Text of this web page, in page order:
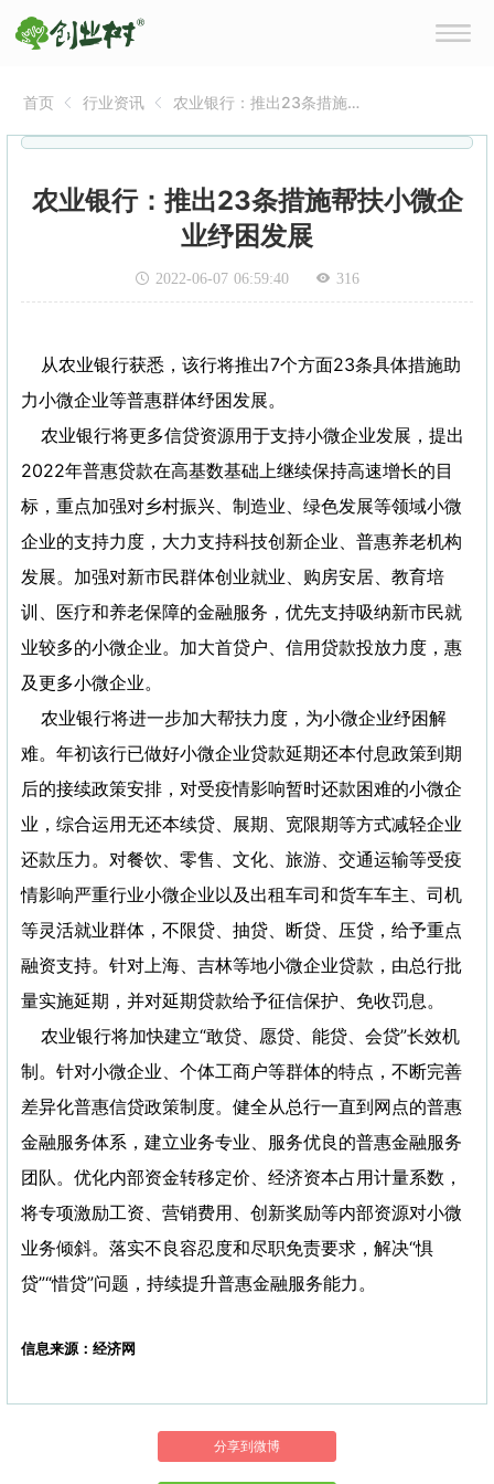
首页 行业资讯
农业银行：推出23条措施帮
农业银行：推出23条措施帮扶小微企
业纾困发展
2022-06-07 06:59:40 316
从农业银行获悉，该行将推出7个方面23条具体措施助
力小微企业等普惠群体纾困发展。
农业银行将更多信贷资源用于支持小微企业发展，提出
2022年普惠贷款在高基数基础上继续保持高速增长的目
标，重点加强对乡村振兴、制造业、绿色发展等领域小微
企业的支持力度，大力支持科技创新企业、普惠养老机构
发展。加强对新市民群体创业就业、购房安居、教育培
训、医疗和养老保障的金融服务，优先支持吸纳新市民就
业较多的小微企业。加大首贷户、信用贷款投放力度，惠
及更多小微企业。
农业银行将进一步加大帮扶力度，为小微企业纾困解
难。年初该行已做好小微企业贷款延期还本付息政策到期
后的接续政策安排，对受疫情影响暂时还款困难的小微企
业，综合运用无还本续贷、展期、宽限期等方式减轻企业
还款压力。对餐饮、零售、文化、旅游、交通运输等受疫
情影响严重行业小微企业以及出租车司和货车车主、司机
等灵活就业群体，不限贷、抽贷、断贷、压贷，给予重点
融资支持。针对上海、吉林等地小微企业贷款，由总行批
量实施延期，并对延期贷款给予征信保护、免收罚息。
农业银行将加快建立“敢贷、愿贷、能贷、会贷”长效机
制。针对小微企业、个体工商户等群体的特点，不断完善
差异化普惠信贷政策制度。健全从总行一直到网点的普惠
金融服务体系，建立业务专业、服务优良的普惠金融服务
团队。优化内部资金转移定价、经济资本占用计量系数，
将专项激励工资、营销费用、创新奖励等内部资源对小微
业务倾斜。落实不良容忍度和尽职免责要求，解决“惧
贷”“惜贷”问题，持续提升普惠金融服务能力。
信息来源：经济网
分享到微博